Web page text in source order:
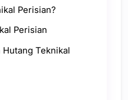
Perisian?
Perisian
Teknikal